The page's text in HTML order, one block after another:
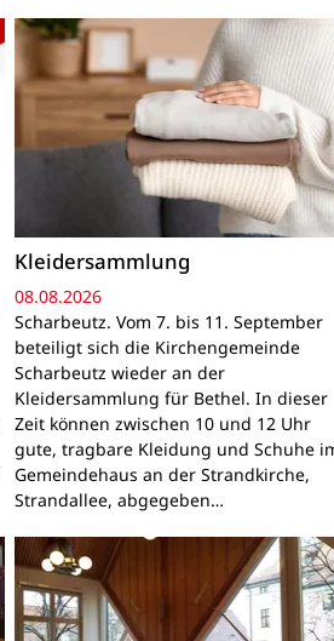
Kleidersammlung
08.08.2026
Scharbeutz. Vom 7. bis 11. September
beteiligt sich die Kirchengemeinde
Scharbeutz wieder an der
Kleidersammlung für Bethel. In dieser
Zeit können zwischen 10 und 12 Uhr
gute, tragbare Kleidung und Schuhe
Gemeindehaus an der Strandkirche,
Strandallee, abgegeben…